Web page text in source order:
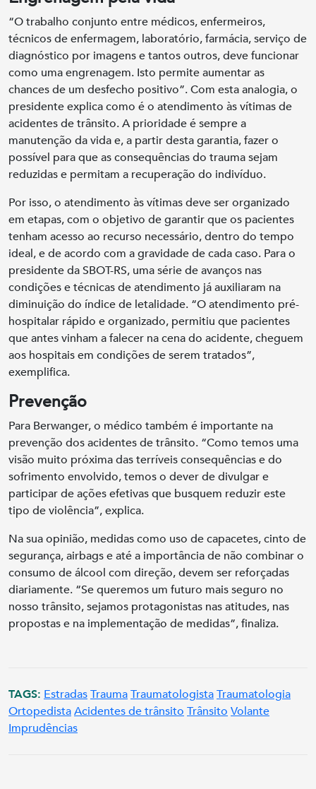
“O trabalho conjunto entre médicos, enfermeiros,
técnicos de enfermagem, laboratório, farmácia, serviço de
diagnóstico por imagens e tantos outros, deve funcionar
como uma engrenagem. Isto permite aumentar as
chances de um desfecho positivo”. Com esta analogia, o
presidente explica como é o atendimento às vítimas de
acidentes de trânsito. A prioridade é sempre a
manutenção da vida e, a partir desta garantia, fazer o
possível para que as consequências do trauma sejam
reduzidas e permitam a recuperação do indivíduo.
Por isso, o atendimento às vítimas deve ser organizado
em etapas, com o objetivo de garantir que os pacientes
tenham acesso ao recurso necessário, dentro do tempo
ideal, e de acordo com a gravidade de cada caso. Para o
presidente da SBOT-RS, uma série de avanços nas
condições e técnicas de atendimento já auxiliaram na
diminuição do índice de letalidade. “O atendimento pré-
hospitalar rápido e organizado, permitiu que pacientes
que antes vinham a falecer na cena do acidente, cheguem
aos hospitais em condições de serem tratados”,
exemplifica.
Prevenção
Para Berwanger, o médico também é importante na
prevenção dos acidentes de trânsito. “Como temos uma
visão muito próxima das terríveis consequências e do
sofrimento envolvido, temos o dever de divulgar e
participar de ações efetivas que busquem reduzir este
tipo de violência”, explica.
Na sua opinião, medidas como uso de capacetes, cinto de
segurança, airbags e até a importância de não combinar o
consumo de álcool com direção, devem ser reforçadas
diariamente. “Se queremos um futuro mais seguro no
nosso trânsito, sejamos protagonistas nas atitudes, nas
propostas e na implementação de medidas”, finaliza.
TAGS: EstradasTraumaTraumatologistaTraumatologia
OrtopedistaAcidentes de trânsito Trânsito Volante
Imprudências